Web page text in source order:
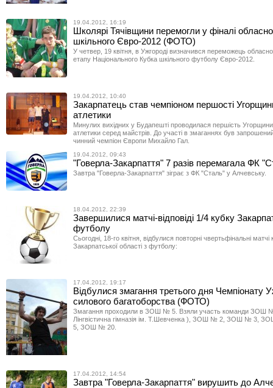
19.04.2012, 16:19
Школярі Тячівщини перемогли у фіналі
шкільного Євро-2012 (ФОТО)
У четвер, 19 квітня, в Ужгороді визначився переможець
етапу Національного Кубка шкільного футболу Євро-2012.
19.04.2012, 10:40
Закарпатець став чемпіоном першості
атлетики
Минулих вихідних у Будапешті проводилася першість Угорщини
атлетики серед майстрів. До участі в змаганнях був
чинний чемпіон Європи Михайло Гал.
19.04.2012, 09:43
"Говерла-Закарпаття" 7 разів перемагала ФК
Завтра "Говерла-Закарпаття" зіграє з ФК "Сталь" у Алчевську.
18.04.2012, 22:39
Завершилися матчі-відповіді 1/4 кубку
футболу
Сьогодні, 18-го квітня, відбулися повторні чвертьфінальні матчі
Закарпатської області з футболу:
17.04.2012, 19:17
Відбулися змагання третього дня Чемпіонату
силового багатоборства (ФОТО)
Змагання проходили в ЗОШ № 5. Взяли участь команди ЗОШ
Лінгвістична гімназія ім. Т.Шевченка ), ЗОШ № 2, ЗОШ №
5, ЗОШ № 20.
17.04.2012, 14:54
Завтра "Говерла-Закарпаття" вирушить до